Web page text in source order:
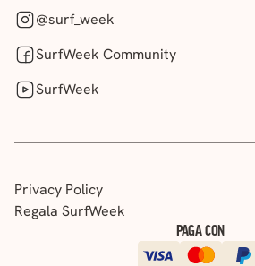
@surf_week
SurfWeek Community
SurfWeek
Privacy Policy
Regala SurfWeek
PAGA CON